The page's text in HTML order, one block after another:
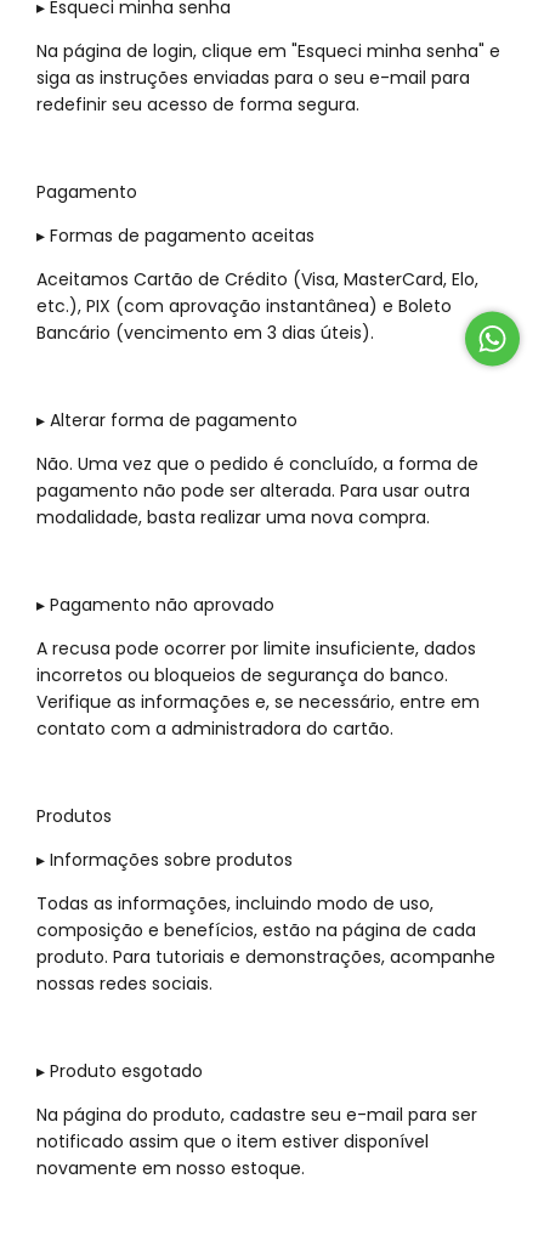
▸ Esqueci minha senha
Na página de login, clique em "Esqueci minha senha" e
siga as instruções enviadas para o seu e-mail para
redefinir seu acesso de forma segura.
Pagamento
▸ Formas de pagamento aceitas
Aceitamos Cartão de Crédito (Visa, MasterCard, Elo,
etc.), PIX (com aprovação instantânea) e Boleto
Bancário (vencimento em 3 dias úteis).
▸ Alterar forma de pagamento
Não. Uma vez que o pedido é concluído, a forma de
pagamento não pode ser alterada. Para usar outra
modalidade, basta realizar uma nova compra.
▸ Pagamento não aprovado
A recusa pode ocorrer por limite insuficiente, dados
incorretos ou bloqueios de segurança do banco.
Verifique as informações e, se necessário, entre em
contato com a administradora do cartão.
Produtos
▸ Informações sobre produtos
Todas as informações, incluindo modo de uso,
composição e benefícios, estão na página de cada
produto. Para tutoriais e demonstrações, acompanhe
nossas redes sociais.
▸ Produto esgotado
Na página do produto, cadastre seu e-mail para ser
notificado assim que o item estiver disponível
novamente em nosso estoque.